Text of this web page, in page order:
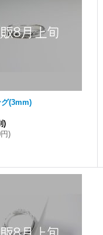
グ(3mm)
)
)